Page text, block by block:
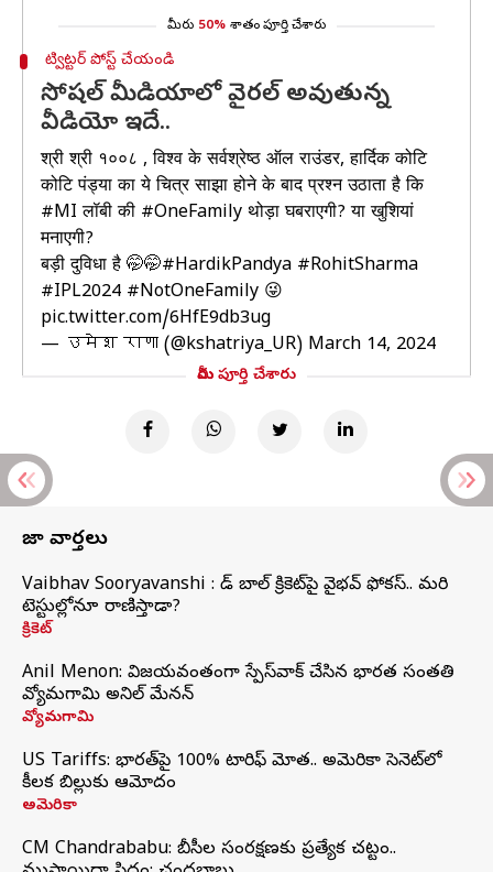
మీరు 50% శాతం పూర్తి చేశారు
ట్విట్టర్ పోస్ట్ చేయండి
సోషల్ మీడియాలో వైరల్‌ అవుతున్న
వీడియో ఇదే..
श्री श्री १००८ , विश्व के सर्वश्रेष्ठ ऑल राउंडर, हार्दिक कोटि
कोटि पंड्या का ये चित्र साझा होने के बाद प्रश्न उठाता है कि
#MI लॉबी की #OneFamily थोड़ा घबराएगी? या खुशियां
मनाएगी?
बड़ी दुविधा है 🤭🤭#HardikPandya #RohitSharma
#IPL2024 #NotOneFamily 😜
pic.twitter.com/6HfE9db3ug
— उमेश राणा (@kshatriya_UR) March 14, 2024
మీరు పూర్తి చేశారు
తాజా వార్తలు
Vaibhav Sooryavanshi : రెడ్ బాల్ క్రికెట్‌పై వైభవ్ ఫోకస్.. మరి
టెస్టుల్లోనూ రాణిస్తాడా?
క్రికెట్
Anil Menon: విజయవంతంగా స్పేస్‌వాక్‌ చేసిన భారత సంతతి
వ్యోమగామి అనిల్‌ మేనన్
వ్యోమగామి
US Tariffs: భారత్‌పై 100% టారిఫ్‌ మోత.. అమెరికా సెనెట్‌లో
కీలక బిల్లుకు ఆమోదం
అమెరికా
CM Chandrababu: బీసీల సంరక్షణకు ప్రత్యేక చట్టం..